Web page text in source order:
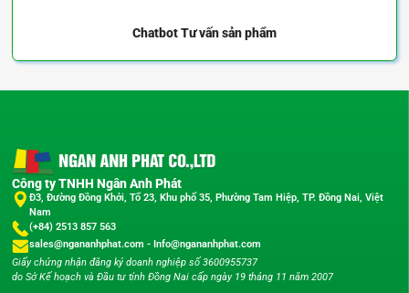
ChatbotTư vấn sản phẩm
Công ty TNHH Ngân Anh Phát
Đ3, Đường Đồng Khởi, Tổ 23, Khu phố 35, Phường Tam Hiệp, TP. Đồng Nai, Việt
Nam
(+84) 2513 857 563
sales@ngananhphat.com - Info@ngananhphat.com
Giấy chứng nhận đăng ký doanh nghiệp số 3600955737
do Sở Kế hoạch và Đầu tư tỉnh Đồng Nai cấp ngày 19 tháng 11 năm 2007